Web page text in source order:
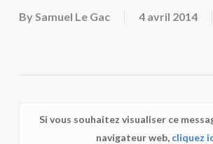
BySamuel Le Gac 4 avril 2014
Si vous souhaitez visualiser ce
navigateur web, cliquez